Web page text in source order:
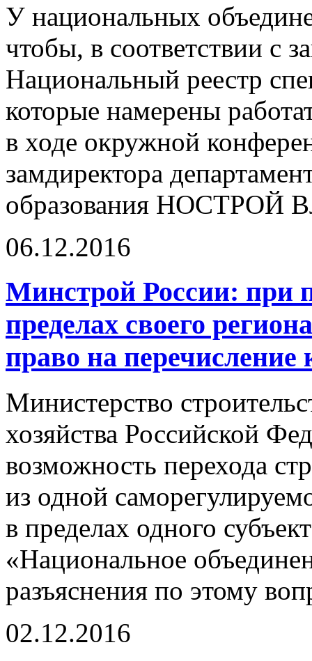
У национальных
чтобы, в соответствии с
Национальный реестр
которые намерены
в ходе окружной
замдиректора
образования НОСТРОЙ
06.12.2016
Минстрой России: при
пределах своего
право на
Министерство
хозяйства Российской
возможность перехода
из одной
в пределах одного
«Национальное
разъяснения по этому
02.12.2016